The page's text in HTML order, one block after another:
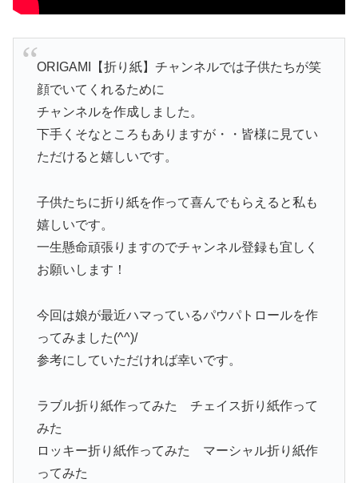
ORIGAMI【折り紙】チャンネルでは子供たちが笑
顔でいてくれるために
チャンネルを作成しました。
下手くそなところもありますが・・皆様に見てい
ただけると嬉しいです。
子供たちに折り紙を作って喜んでもらえると私も
嬉しいです。
一生懸命頑張りますのでチャンネル登録も宜しく
お願いします！
今回は娘が最近ハマっているパウパトロールを作
ってみました(^^)/
参考にしていただければ幸いです。
ラブル折り紙作ってみた チェイス折り紙作って
みた
ロッキー折り紙作ってみた マーシャル折り紙作
ってみた